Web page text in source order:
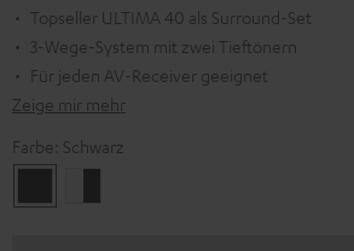
Topseller ULTIMA 40 als Surround-Set
3-Wege-System mit zwei Tieftönern
Für jeden AV-Receiver geeignet
Zeige mir mehr
Farbe: Schwarz